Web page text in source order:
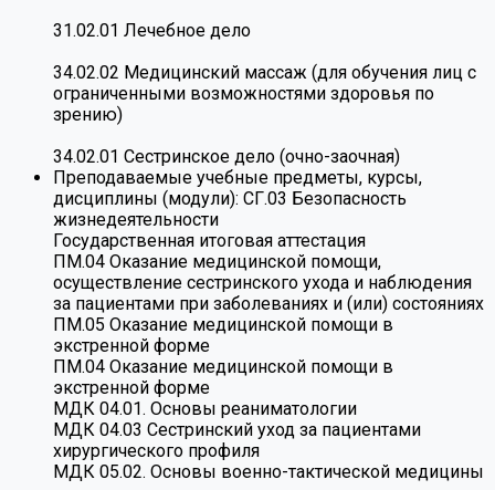
31.02.01 Лечебное дело
34.02.02 Медицинский массаж (для обучения лиц с
ограниченными возможностями здоровья по
зрению)
34.02.01 Сестринское дело (очно-заочная)
Преподаваемые учебные предметы, курсы,
дисциплины (модули): СГ.03 Безопасность
жизнедеятельности
Государственная итоговая аттестация
ПМ.04 Оказание медицинской помощи,
осуществление сестринского ухода и наблюдения
за пациентами при заболеваниях и (или) состояниях
ПМ.05 Оказание медицинской помощи в
экстренной форме
ПМ.04 Оказание медицинской помощи в
экстренной форме
МДК 04.01. Основы реаниматологии
МДК 04.03 Сестринский уход за пациентами
хирургического профиля
МДК 05.02. Основы военно-тактической медицины